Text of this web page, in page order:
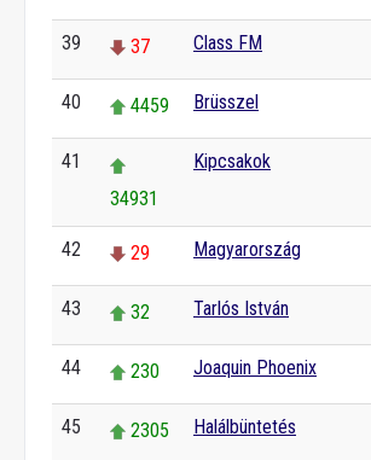
39 37 Class FM
40 4459 Brüsszel
41
34931
Kipcsakok
42 29 Magyarország
43 32 Tarlós István
44 230 Joaquin Phoenix
45 2305 Halálbüntetés